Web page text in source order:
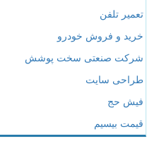
تعمیر تلفن
خرید و فروش خودرو
شرکت صنعتی سخت پوشش
طراحی سایت
فیش حج
قیمت بیسیم